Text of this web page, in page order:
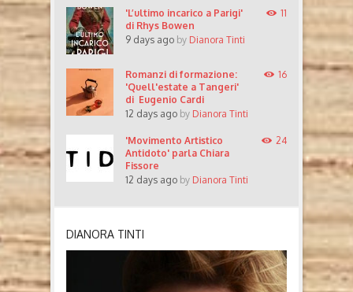
'L’ultimo incarico a Parigi'
di Rhys Bowen
9 days ago by Dianora Tinti
11
Romanzi di formazione:
'Quell'estate a Tangeri'
di Eugenio Cardi
12 days ago by Dianora Tinti
16
'Movimento Artistico
Antidoto' parla Chiara
Fissore
12 days ago by Dianora Tinti
24
DIANORA TINTI